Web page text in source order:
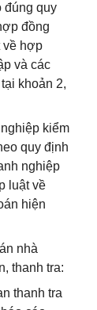
đúng quy
đồng
về hợp
và các
khoản 2,
kiểm
quy định
nghiệp
luật về
hiện
nhà
thanh tra:
thanh tra